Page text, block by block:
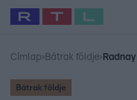
Legfrissebb RTL Híradó
Babits Marcella
Címlap› Bátrak földje›
Bátrak földje